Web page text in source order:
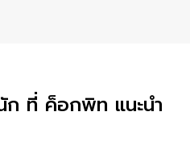
ที่ ค็อกพิท แนะนำ